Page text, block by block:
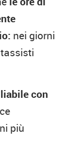
nei giorni
con
più